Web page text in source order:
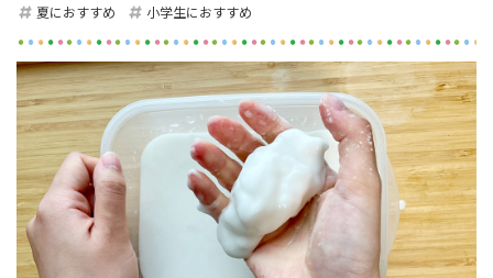
夏におすすめ 小学生におすすめ